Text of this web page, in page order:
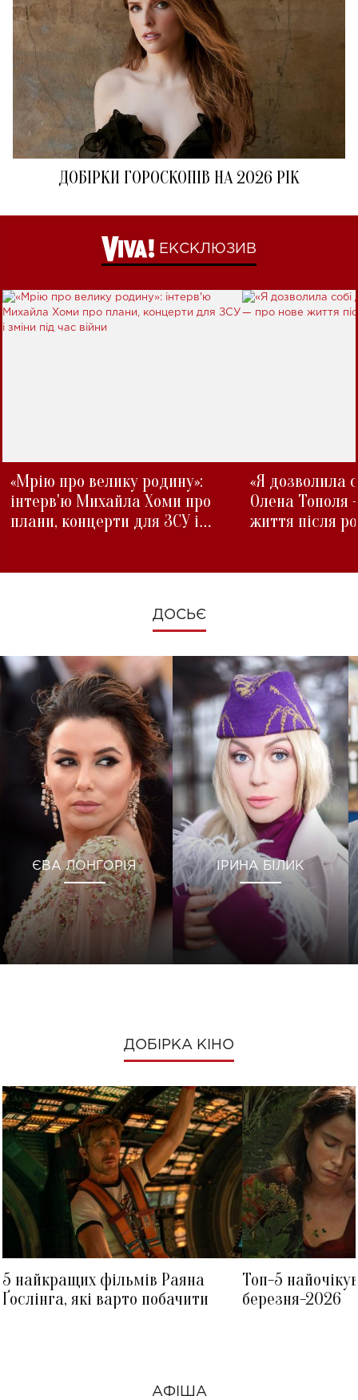
ДОБІРКИ ГОРОСКОПІВ НА 2026 РІК
ЕКСКЛЮЗИВ
«Мрію про велику родину»:
інтерв'ю Михайла Хоми про
плани, концерти для ЗСУ і
«Я дозволила
Олена Тополя
життя після
ДОСЬЄ
ЄВА ЛОНГОРІЯ ІРИНА БІЛИК
ДОБІРКА КІНО
5 найкращих фільмів Раяна
Ґослінга, які варто побачити
Топ-5
березня-2026
АФІША